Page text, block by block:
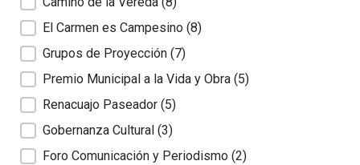
El Carmen es Campesino (8)
Grupos de Proyección (7)
Premio Municipal a la Vida y Obra (5)
Renacuajo Paseador (5)
Gobernanza Cultural (3)
Foro Comunicación y Periodismo (2)